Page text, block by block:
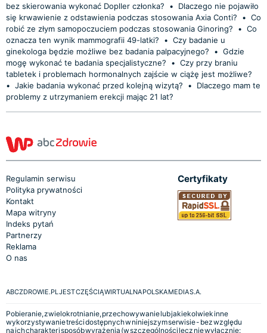
bez skierowania wykonać Dopller członka?
•
Dlaczego nie pojawiło
się krwawienie z odstawienia podczas stosowania Axia Conti?
• Co
robić ze złym samopoczuciem podczas stosowania Ginoring?
• Co
oznacza ten wynik mammografii 49-latki?
• Czy badanie u
ginekologa będzie możliwe bez badania palpacyjnego?
• Gdzie
mogę wykonać te badania specjalistyczne?
• Czy przy braniu
tabletek i problemach hormonalnych zajście w ciążę jest możliwe?
• Jakie badania wykonać przed kolejną wizytą? •
Dlaczego mam te
problemy z utrzymaniem erekcji mając 21 lat?
Regulamin serwisu
Polityka prywatności
Kontakt
Mapa witryny
Indeks pytań
Partnerzy
Reklama
O nas
Certyfikaty
ABCZDROWIE.PL JEST CZĘŚCIĄ WIRTUALNA POLSKA MEDIA S.A.
Pobieranie, zwielokrotnianie, przechowywanie lub jakiekolwiek inne
wykorzystywanie treści dostępnych w niniejszym serwisie - bez względu
na ich charakter i sposób wyrażenia (w szczególności lecz nie wyłącznie: